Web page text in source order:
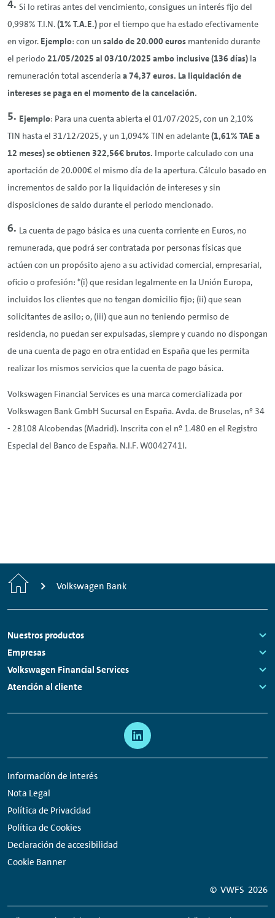
Si lo retiras antes del vencimiento, consigues un interés fijo del
0,998% T.I.N.(1% T.A.E.) por el tiempo que ha estado efectivamente
en vigor. Ejemplo: con un saldode 20.000 euros mantenido durante
el periodo 21/05/2025 al 03/10/2025 ambo inclusive (136 días) la
remuneración total ascendería a 74,37 euros. La liquidación de
intereses se paga en el momento de la cancelación.
Ejemplo: Para una cuenta abierta el 01/07/2025, con un 2,10%
TIN hasta el 31/12/2025, y un 1,094% TIN en adelante(1,61% TAE a
12 meses) se obtienen 322,56€ brutos. Importe calculado con una
aportación de 20.000€ el mismo día de la apertura. Cálculo basado en
incrementos de saldo por la liquidación de intereses y sin
disposiciones de saldo durante el periodo mencionado.
La cuenta de pago básica es una cuenta corriente en Euros, no
remunerada, que podrá ser contratada por personas físicas que
actúen con un propósito ajeno a su actividad comercial, empresarial,
oficio o profesión: *(i) que residan legalmente en la Unión Europa,
incluidos los clientes que no tengan domicilio fijo; (ii) que sean
solicitantes de asilo; o, (iii) que aun no teniendo permiso de
residencia, no puedan ser expulsadas, siempre y cuando no dispongan
de una cuenta de pago en otra entidad en España que les permita
realizar los mismos servicios que la cuenta de pago básica.
Volkswagen Financial Services es una marca comercializada por
Volkswagen Bank GmbH Sucursal en España. Avda. de Bruselas, nº 34
- 28108 Alcobendas (Madrid). Inscrita con el nº 1.480 en el Registro
Especial del Banco de España. N.I.F. W0042741I.
Inicio Volkswagen Bank
Footer
Nuestros productos
Links:
Empresas
Links:
Volkswagen Financial Services
Links:
Atención al cliente
Información de interés
Nota Legal
Política de Privacidad
Política de Cookies
Declaración de accesibilidad
Cookie Banner
redes
sociales
© VWFS 2026